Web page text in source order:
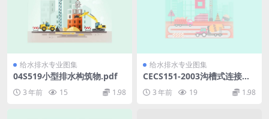
给水排水专业图集
04S519小型排水构筑物.pdf
3 年前 15 1.98
给水排水专业图集
CECS151-2003沟槽式连接管
3 年前 19 1.98